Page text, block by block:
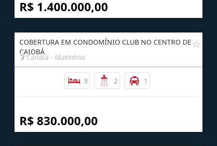
3
R$ 1.400.000,00
COBERTURA EM CONDOMÍNIO CLUB NO CENTRO DE
3